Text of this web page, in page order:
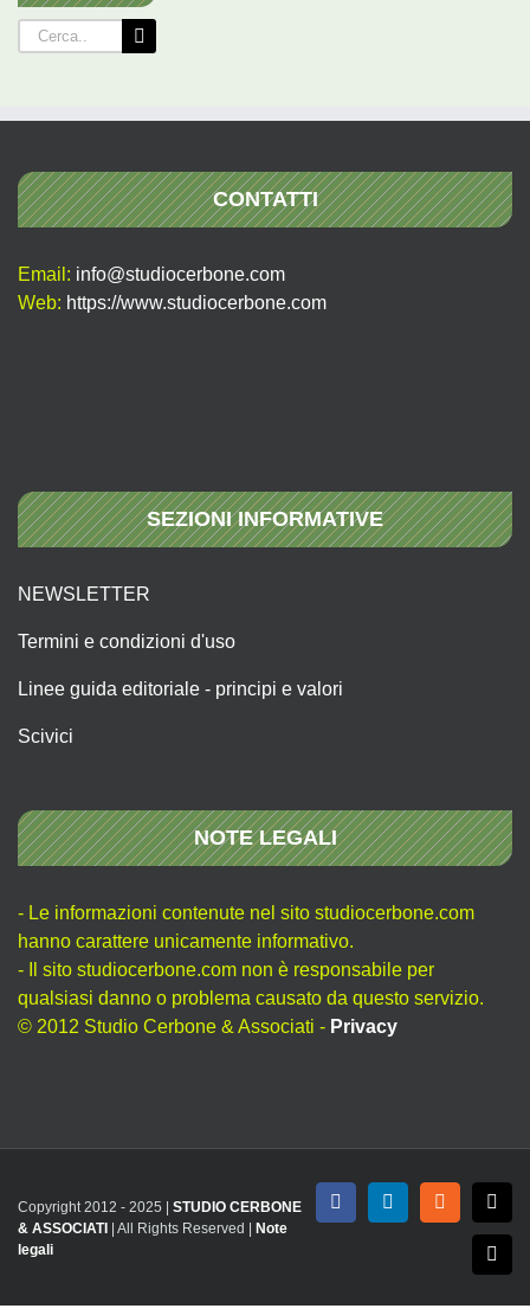
Cerca
per:
CONTATTI
Email: info@studiocerbone.com
Web: https://www.studiocerbone.com
SEZIONI INFORMATIVE
NEWSLETTER
Termini e condizioni d'uso
Linee guida editoriale - principi e valori
Scivici
NOTE LEGALI
- Le informazioni contenute nel sito studiocerbone.com
hanno carattere unicamente informativo.
- Il sito studiocerbone.com non è responsabile per
qualsiasi danno o problema causato da questo servizio.
© 2012 Studio Cerbone & Associati - Privacy
Copyright 2012 - 2025 | STUDIO CERBONE
& ASSOCIATI
| All Rights Reserved |
Note
legali
FacebookLinkedInRss X